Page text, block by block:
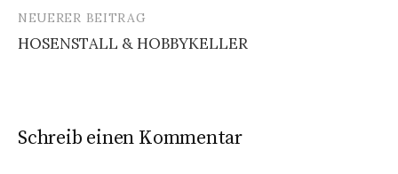
NEUERER BEITRAG
HOSENSTALL & HOBBYKELLER
Schreib einen Kommentar